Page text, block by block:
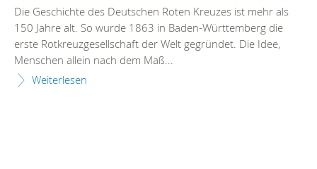
Die Geschichte des Deutschen Roten Kreuzes ist mehr als
150 Jahre alt. So wurde 1863 in Baden-Württemberg die
erste Rotkreuzgesellschaft der Welt gegründet. Die Idee,
Menschen allein nach dem Maß...
Weiterlesen